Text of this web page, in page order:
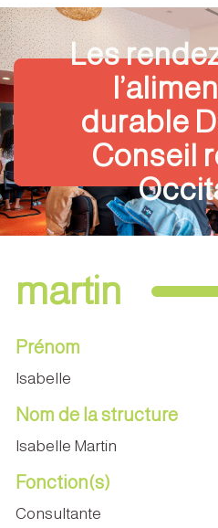
Les
durable
Conseil
martin
Prénom
Isabelle
Nom de la structure
Isabelle Martin
Fonction(s)
Consultante